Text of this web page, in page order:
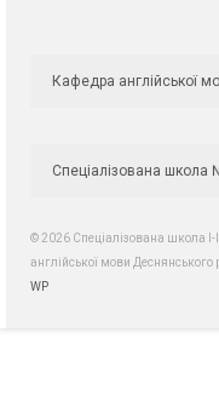
Кафедра англійської
Спеціалізована
© 2026 Спеціалізована школа
англійської мови
WP